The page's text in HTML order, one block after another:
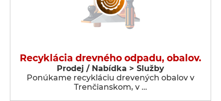
Recyklácia drevného odpadu, obalov.
Prodej / Nabídka > Služby
Ponúkame recykláciu drevených obalov v
Trenčianskom, v …